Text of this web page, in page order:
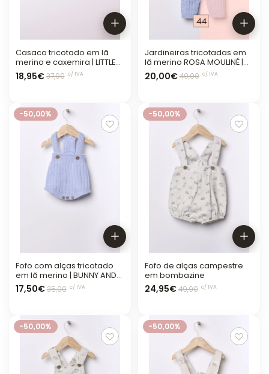
Casaco tricotado em lã
merino e caxemira | LITTLE
LOVE
18,95€37,90 c/ IVA
Jardineiras tricotadas em
lã merino ROSA MOULINÉ |
BUNNY AND FRIENDS
20,00€40,00 c/ IVA
-50,00%
Fofo com alças tricotado
em lã merino | BUNNY AND
FRIENDS
17,50€35,00 c/ IVA
-50,00%
Fofo de alças campestre
em bombazine
24,95€49,90 c/ IVA
-50,00% -50,00%